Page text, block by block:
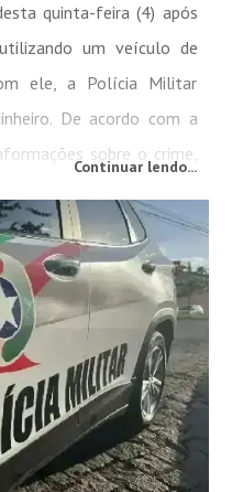
quinta-feira (4) após
um veículo de
ele, a Polícia Militar
De acordo com a
sobre o crime,
que o suspeito havia
Continuar lendo...